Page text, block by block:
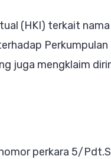
Bos,
Jangan
Panik,
Bergulir
(HKI) terkait
juga mengklaim
perkara 5/